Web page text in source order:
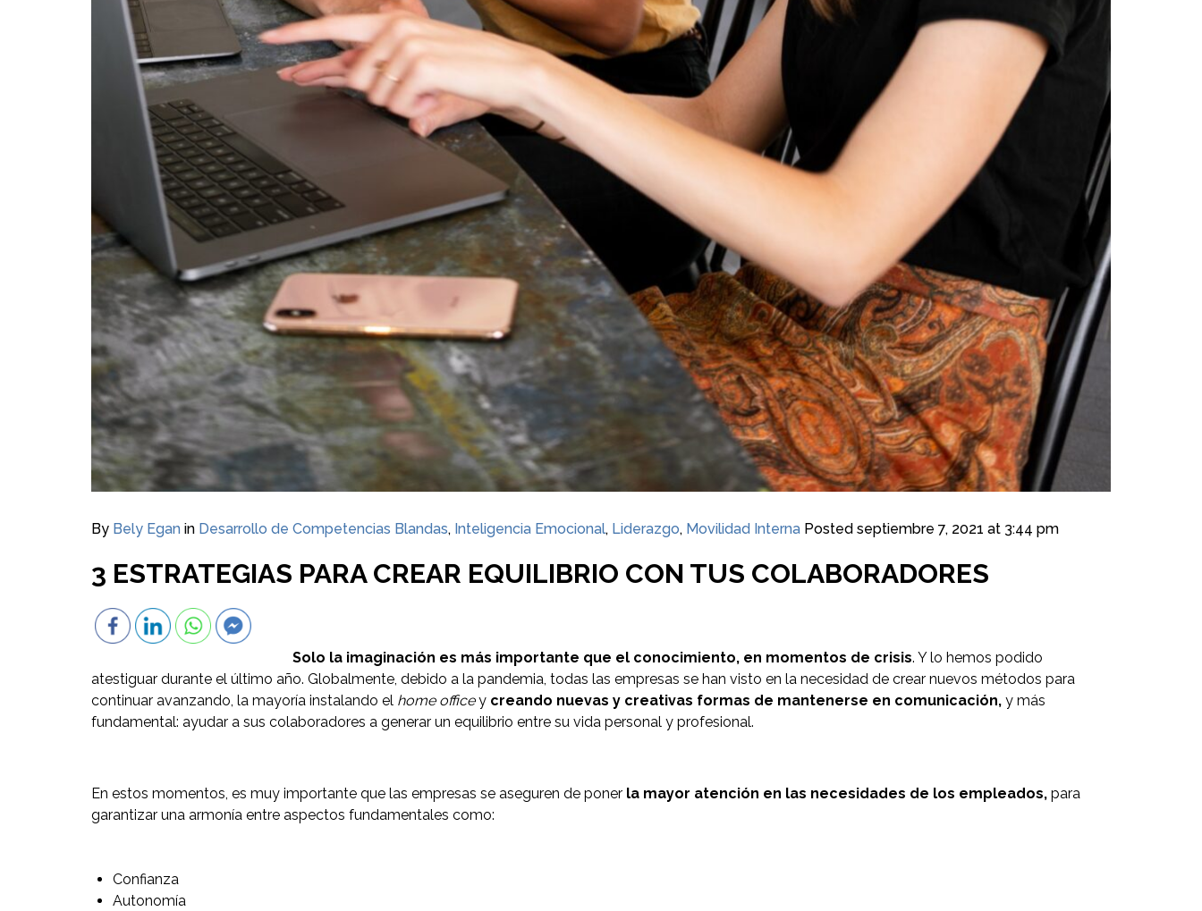
By Bely Egan in Desarrollo de Competencias Blandas, Inteligencia Emocional, Liderazgo, Movilidad Interna Posted septiembre 7, 2021 at 3:44 pm
3 ESTRATEGIAS PARA CREAR EQUILIBRIO CON TUS COLABORADORES
Solo la imaginación es más importante que el conocimiento, en momentos de crisis. Y lo hemos podido
atestiguar durante el último año. Globalmente, debido a la pandemia, todas las empresas se han visto en la necesidad de crear nuevos métodos para
continuar avanzando, la mayoría instalando el home officey creando nuevas y creativas formas de mantenerse en comunicación, y más
fundamental: ayudar a sus colaboradores a generar un equilibrio entre su vida personal y profesional.
En estos momentos, es muy importante que las empresas se aseguren de poner la mayor atención en las necesidades de los empleados, para
garantizar una armonía entre aspectos fundamentales como:
Confianza
Autonomía